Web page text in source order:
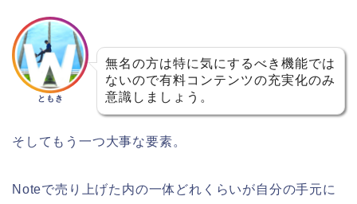
ともき
無名の方は特に気にするべき機能では
ないので有料コンテンツの充実化のみ
意識しましょう。
そしてもう一つ大事な要素。
Noteで売り上げた内の一体どれくらいが自分の手元に